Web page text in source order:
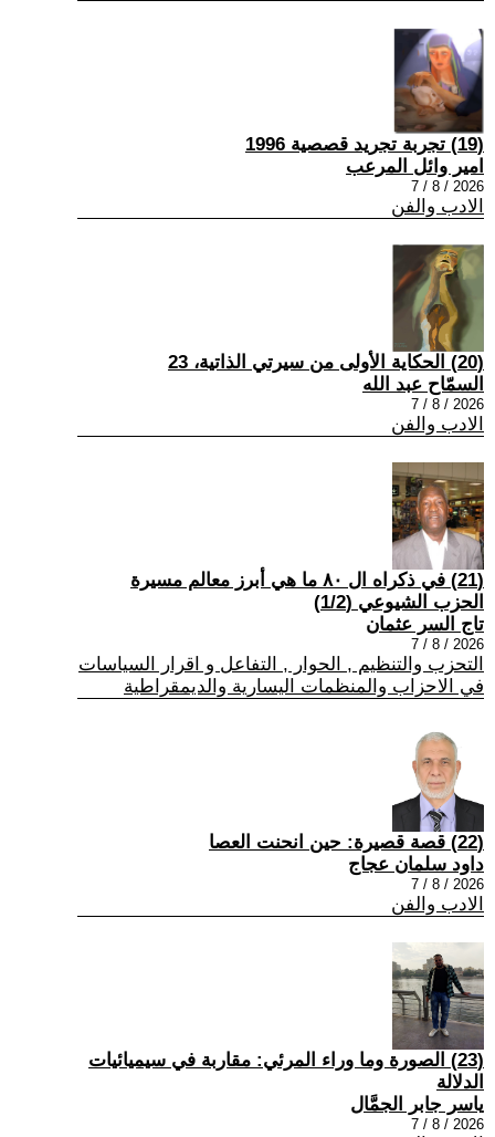
(19) تجربة تجريد قصصية 1996
امير وائل المرعب
2026 / 8 / 7
الادب والفن
(20) الحكاية الأولى من سيرتي الذاتية، 23
السمّاح عبد الله
2026 / 8 / 7
الادب والفن
(21) في ذكراه ال ٨٠ ما هي أبرز معالم مسيرة
الحزب الشيوعي (1/2)
تاج السر عثمان
2026 / 8 / 7
التحزب والتنظيم , الحوار , التفاعل و اقرار السياسات
في الاحزاب والمنظمات اليسارية والديمقراطية
(22) قصة قصيرة: حين انحنت العصا
داود سلمان عجاج
2026 / 8 / 7
الادب والفن
(23) الصورة وما وراء المرئي: مقاربة في سيميائيات
الدلالة
ياسر جابر الجمَّال
2026 / 8 / 7